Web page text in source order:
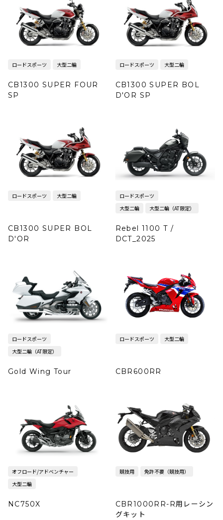
ロードスポーツ 大型二輪
CB1300 SUPER FOUR
SP
ロードスポーツ 大型二輪
CB1300 SUPER BOL
D'OR SP
ロードスポーツ 大型二輪
CB1300 SUPER BOL
D'OR
ロードスポーツ
大型二輪
大型二輪（AT限定）
Rebel 1100 T /
DCT_2025
ロードスポーツ
大型二輪（AT限定）
Gold Wing Tour
ロードスポーツ 大型二輪
CBR600RR
オフロード/アドベンチャー
大型二輪
NC750X
競技用 免許不要（競技用）
CBR1000RR-R用レーシン
グキット